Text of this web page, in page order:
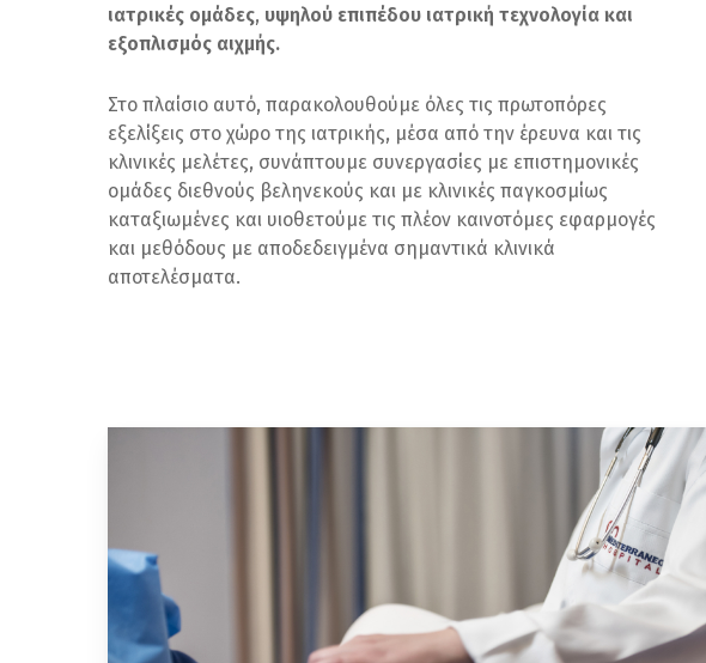
ιατρικές ομάδες, υψηλού επιπέδου ιατρική τεχνολογία και
εξοπλισμός αιχμής.
Στο πλαίσιο αυτό, παρακολουθούμε όλες τις πρωτοπόρες
εξελίξεις στο χώρο της ιατρικής, μέσα από την έρευνα και τις
κλινικές μελέτες, συνάπτουμε συνεργασίες με επιστημονικές
ομάδες διεθνούς βεληνεκούς και με κλινικές παγκοσμίως
καταξιωμένες και υιοθετούμε τις πλέον καινοτόμες εφαρμογές
και μεθόδους με αποδεδειγμένα σημαντικά κλινικά
αποτελέσματα.